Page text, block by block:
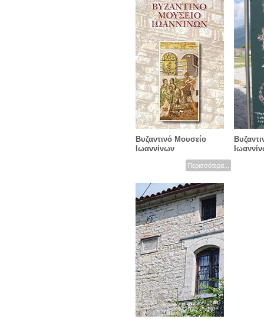
Βυζαντινό Μουσείο
Ιωαννίνων
Περισσότερα...